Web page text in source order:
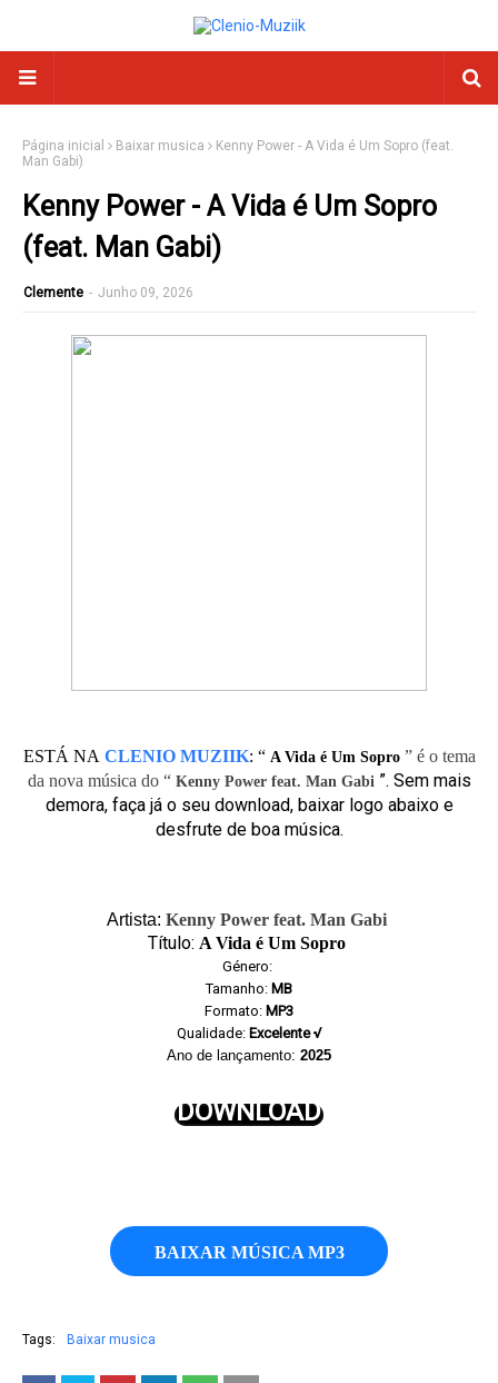
Página inicial Baixar musica
Kenny Power - A Vida é Um Sopro (feat.
Man Gabi)
Kenny Power - A Vida é Um Sopro
(feat. Man Gabi)
Clemente - Junho 09, 2026
ESTÁ NA CLENIO MUZIIK: “ A Vida é Um Sopro ” é o tema
da nova música do “ Kenny Power feat. Man Gabi ”. Sem mais
demora, faça já o seu download, baixar logo abaixo e
desfrute de boa música.
Artista: Kenny Power feat. Man Gabi
Título: A Vida é Um Sopro
Género:
Tamanho: MB
Formato: MP3
Qualidade: Excelente √
Ano de lançamento: 2025
DOWNLOAD
BAIXAR MÚSICA MP3
Tags: Baixar musica